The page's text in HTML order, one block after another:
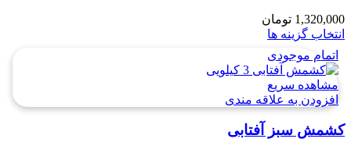
1,320,000 تومان
انتخاب گزینه ها
اتمام موجودی
مشاهده سریع
افزودن به علاقه مندی
کشمش سبز آفتابی